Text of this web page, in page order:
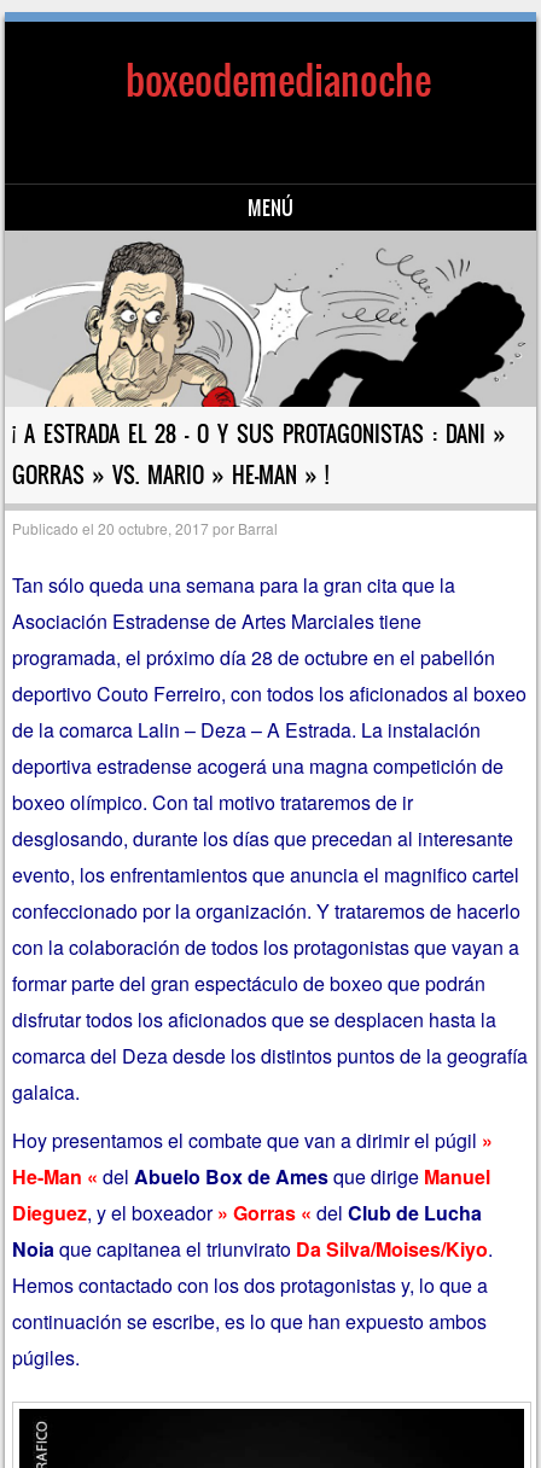
boxeodemedianoche
MENÚ
Saltar al contenido
¡ A ESTRADA EL 28 – O Y SUS PROTAGONISTAS : DANI »
GORRAS » VS. MARIO » HE-MAN » !
Publicado el20 octubre, 2017por Barral
Tan sólo queda una semana para la gran cita que la
Asociación Estradense de Artes Marciales tiene
programada, el próximo día 28 de octubre en el pabellón
deportivo Couto Ferreiro, con todos los aficionados al boxeo
de la comarca Lalin – Deza – A Estrada. La instalación
deportiva estradense acogerá una magna competición de
boxeo olímpico. Con tal motivo trataremos de ir
desglosando, durante los días que precedan al interesante
evento, los enfrentamientos que anuncia el magnifico cartel
confeccionado por la organización. Y trataremos de hacerlo
con la colaboración de todos los protagonistas que vayan a
formar parte del gran espectáculo de boxeo que podrán
disfrutar todos los aficionados que se desplacen hasta la
comarca del Deza desde los distintos puntos de la geografía
galaica.
Hoy presentamos el combate que van a dirimir el púgil »
He-Man « del Abuelo Box de Amesque dirige Manuel
Dieguez, y el boxeador» Gorras « delClub de Lucha
Noia que capitanea el triunvirato Da Silva/Moises/Kiyo.
Hemos contactado con los dos protagonistas y, lo que a
continuación se escribe, es lo que han expuesto ambos
púgiles.